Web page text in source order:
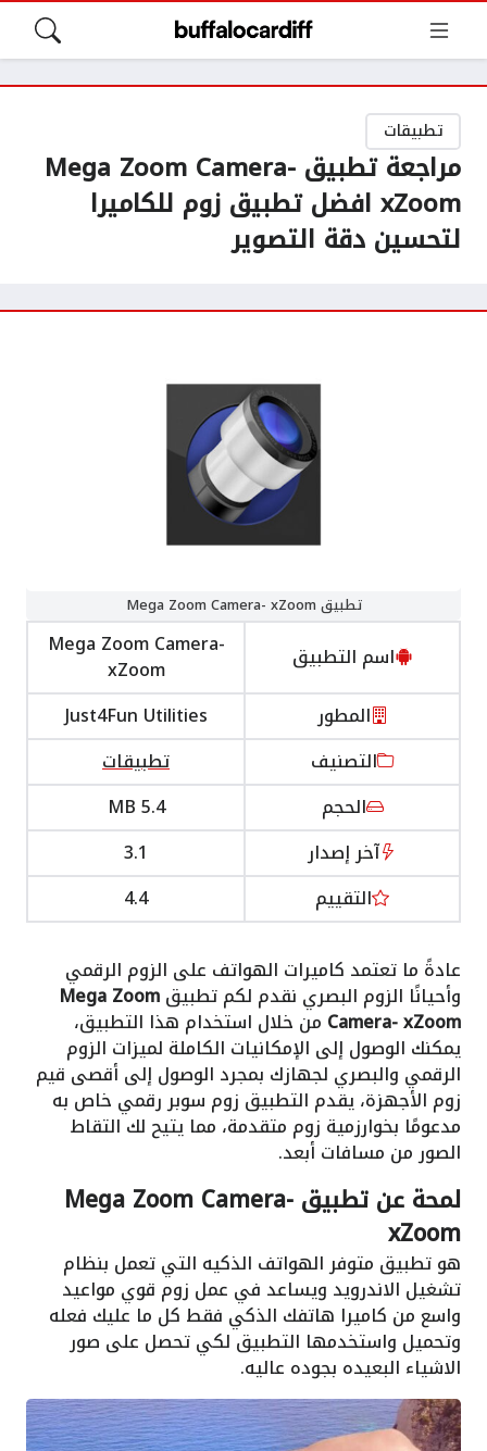
تطبيقات
مراجعة تطبيق Mega Zoom Camera-
xZoom افضل تطبيق زوم للكاميرا
لتحسين دقة التصوير
تطبيق Mega Zoom Camera- xZoom
اسم التطبيق Mega Zoom Camera-
xZoom
المطور
Just4Fun Utilities
التصنيف
تطبيقات
الحجم
5.4 MB
آخر إصدار
3.1
التقييم
4.4
عادةً ما تعتمد كاميرات الهواتف على الزوم الرقمي
وأحيانًا الزوم البصري نقدم لكم تطبيقMega Zoom
Camera-xZoom من خلال استخدام هذا التطبيق،
يمكنك الوصول إلى الإمكانيات الكاملة لميزات الزوم
الرقمي والبصري لجهازك بمجرد الوصول إلى أقصى قيم
زوم الأجهزة، يقدم التطبيق زوم سوبر رقمي خاص به
مدعومًا بخوارزمية زوم متقدمة، مما يتيح لك التقاط
الصور من مسافات أبعد.
لمحة عن تطبيق Mega Zoom Camera-
xZoom
هو تطبيق متوفر الهواتف الذكيه التي تعمل بنظام
تشغيل الاندرويد ويساعد في عمل زوم قوي مواعيد
واسع من كاميرا هاتفك الذكي فقط كل ما عليك فعله
وتحميل واستخدمها التطبيق لكي تحصل على صور
الاشياء البعيده بجوده عاليه.